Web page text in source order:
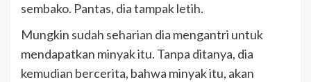
sembako. Pantas, dia tampak letih.
Mungkin sudah seharian dia mengantri untuk
mendapatkan minyak itu. Tanpa ditanya, dia
kemudian bercerita, bahwa minyak itu, akan